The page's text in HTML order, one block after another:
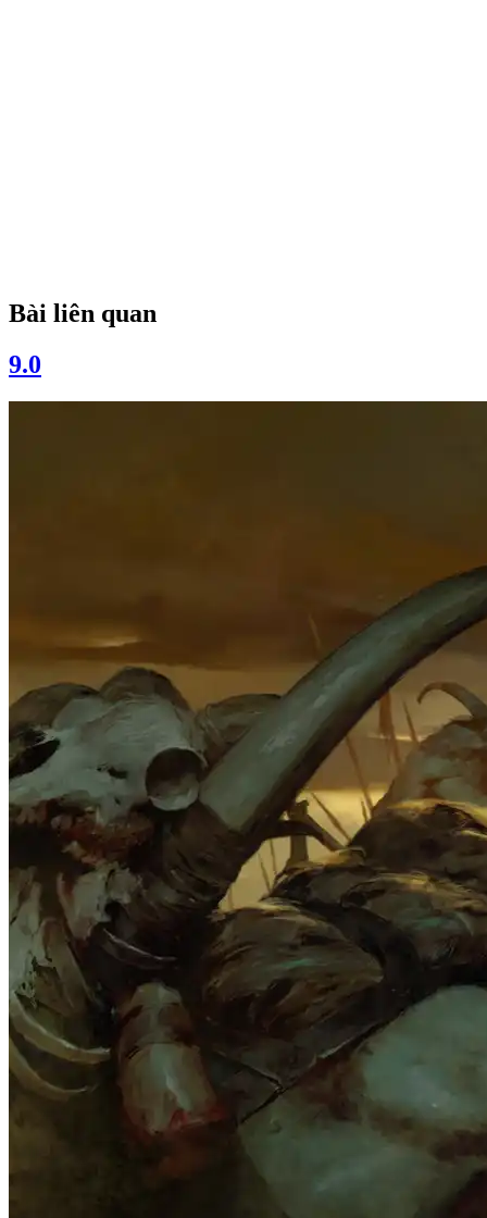
Bài liên quan
9.0